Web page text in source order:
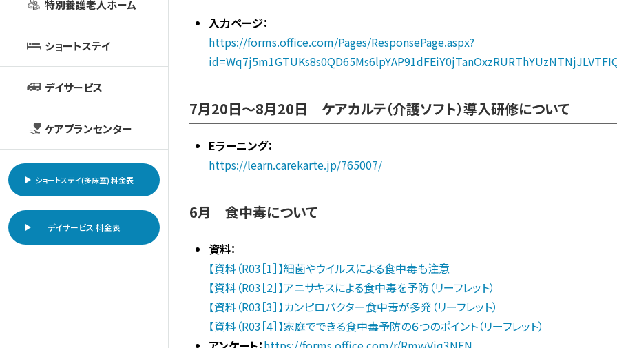
特別養護老人ホーム
ショートステイ
デイサービス
ケアプランセンター
ショートステイ(多床室) 料金表
デイサービス 料金表
入力ページ：
https://forms.office.com/Pages/ResponsePage.aspx?
7月20日～8月20日 ケアカルテ（介護ソフト）導入研修について
Eラーニング：
https://learn.carekarte.jp/765007/
6月 食中毒について
資料：
【資料（R03［1］】細菌やウイルスによる食中毒も注意
【資料（R03［2］】アニサキスによる食中毒を予防（リーフレット）
【資料（R03［3］】カンピロバクター食中毒が多発（リーフレット）
【資料（R03［4］】家庭でできる食中毒予防の６つのポイント（リーフレット）